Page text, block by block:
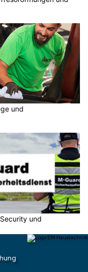
und
und